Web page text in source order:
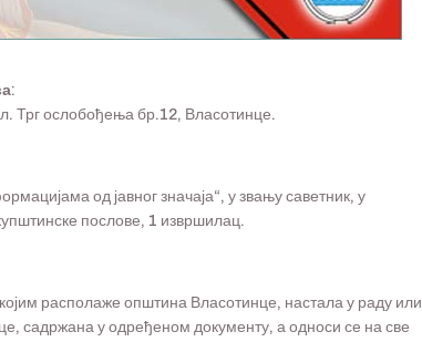
Трг ослобођења бр.12, Власотинце.
од јавног значаја“, у звању саветник, у
послове, 1 извршилац.
располаже општина Власотинце, настала у раду или
садржана у одређеном документу, а односи се на све